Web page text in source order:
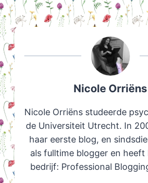
Nicole Orriëns
Nicole Orriëns studeerde
de Universiteit Utrecht. In
haar eerste blog, en
als fulltime blogger en heeft
bedrijf: Professional